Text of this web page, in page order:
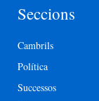
Seccions
Cambrils
Política
Successos